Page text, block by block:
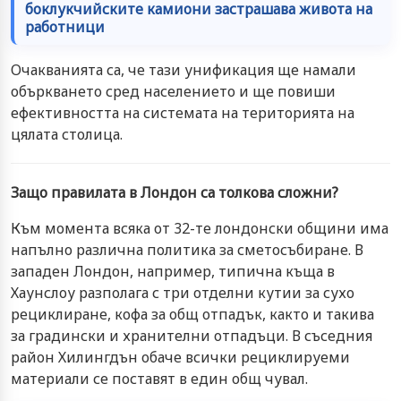
боклукчийските камиони застрашава живота на
работници
Очакванията са, че тази унификация ще намали
объркването сред населението и ще повиши
ефективността на системата на територията на
цялата столица.
Защо правилата в Лондон са толкова сложни?
Към момента всяка от 32-те лондонски общини има
напълно различна политика за сметосъбиране. В
западен Лондон, например, типична къща в
Хаунслоу разполага с три отделни кутии за сухо
рециклиране, кофа за общ отпадък, както и такива
за градински и хранителни отпадъци. В съседния
район Хилингдън обаче всички рециклируеми
материали се поставят в един общ чувал.